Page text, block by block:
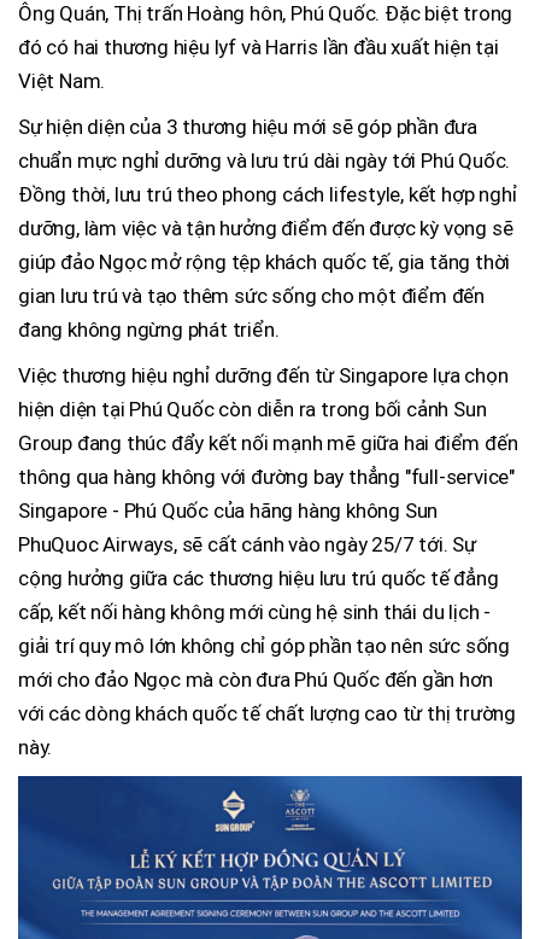
Ông Quán, Thị trấn Hoàng hôn, Phú Quốc. Đặc biệt trong
đó có hai thương hiệu lyf và Harris lần đầu xuất hiện tại
Việt Nam.
Sự hiện diện của 3 thương hiệu mới sẽ góp phần đưa
chuẩn mực nghỉ dưỡng và lưu trú dài ngày tới Phú Quốc.
Đồng thời, lưu trú theo phong cách lifestyle, kết hợp nghỉ
dưỡng, làm việc và tận hưởng điểm đến được kỳ vọng sẽ
giúp đảo Ngọc mở rộng tệp khách quốc tế, gia tăng thời
gian lưu trú và tạo thêm sức sống cho một điểm đến
đang không ngừng phát triển.
Việc thương hiệu nghỉ dưỡng đến từ Singapore lựa chọn
hiện diện tại Phú Quốc còn diễn ra trong bối cảnh Sun
Group đang thúc đẩy kết nối mạnh mẽ giữa hai điểm đến
thông qua hàng không với đường bay thẳng "full-service"
Singapore - Phú Quốc của hãng hàng không Sun
PhuQuoc Airways, sẽ cất cánh vào ngày 25/7 tới. Sự
cộng hưởng giữa các thương hiệu lưu trú quốc tế đẳng
cấp, kết nối hàng không mới cùng hệ sinh thái du lịch -
giải trí quy mô lớn không chỉ góp phần tạo nên sức sống
mới cho đảo Ngọc mà còn đưa Phú Quốc đến gần hơn
với các dòng khách quốc tế chất lượng cao từ thị trường
này.